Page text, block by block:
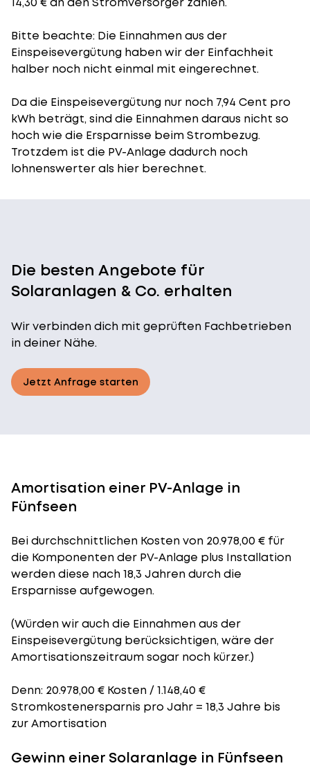
Bitte beachte: Die Einnahmen aus der
Einspeisevergütung haben wir der Einfachheit
halber noch nicht einmal mit eingerechnet.
Da die Einspeisevergütung nur noch 7,94 Cent pro
kWh beträgt, sind die Einnahmen daraus nicht so
hoch wie die Ersparnisse beim Strombezug.
Trotzdem ist die PV-Anlage dadurch noch
lohnenswerter als hier berechnet.
Die besten Angebote für
Solaranlagen & Co. erhalten
Wir verbinden dich mit geprüften Fachbetrieben
in deiner Nähe.
Jetzt Anfrage starten
Amortisation einer PV-Anlage in
Fünfseen
Bei durchschnittlichen Kostenvon 20.978,00 € für
die Komponenten der PV-Anlage plus Installation
werden diese nach 18,3 Jahren durch die
Ersparnisse aufgewogen.
(Würden wir auch die Einnahmen aus der
Einspeisevergütung berücksichtigen, wäre der
Amortisationszeitraumsogar noch kürzer.)
Denn: 20.978,00 € Kosten / 1.148,40 €
Stromkostenersparnis pro Jahr = 18,3 Jahre bis
zur Amortisation
Gewinn einer Solaranlage in Fünfseen